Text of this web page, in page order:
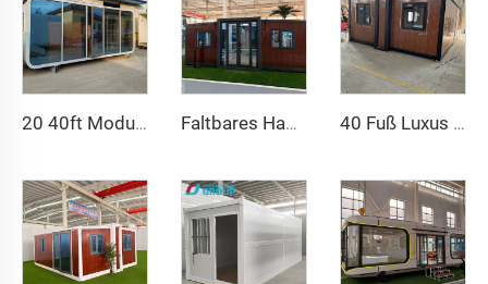
20 40ft Modulare Fertighäuser Kleine Container Büro Tragbares Apple House Pod Bewegliche Apple Cabin Faltbares Haus 20ft 40ft vorgefertigtes tragbares Containerhaus Erweiterbares Mobilhaus 3 Schlafzimmer Modulares vorgefertigtes erweiterbares Haus 40 Fuß Luxus Fertigcontainerhaus mit 4 Schlafzimmern, Bad und Küche, bezugsfertig